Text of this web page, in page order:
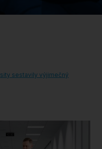
sestavily výjimečný